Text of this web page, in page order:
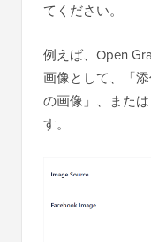
てください。
例えば、Open
画像として、「
の画像」、また
す。